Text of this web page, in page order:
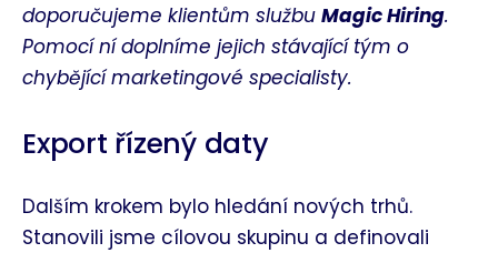
doporučujeme klientům službu Magic Hiring.
Pomocí ní doplníme jejich stávající tým o
chybějící marketingové specialisty.
Export řízený daty
Dalším krokem bylo hledání nových trhů.
Stanovili jsme cílovou skupinu a definovali